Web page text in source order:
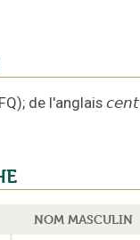
); de l'anglais cent
NOM MASCULIN